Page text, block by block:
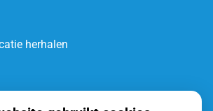
herhalen